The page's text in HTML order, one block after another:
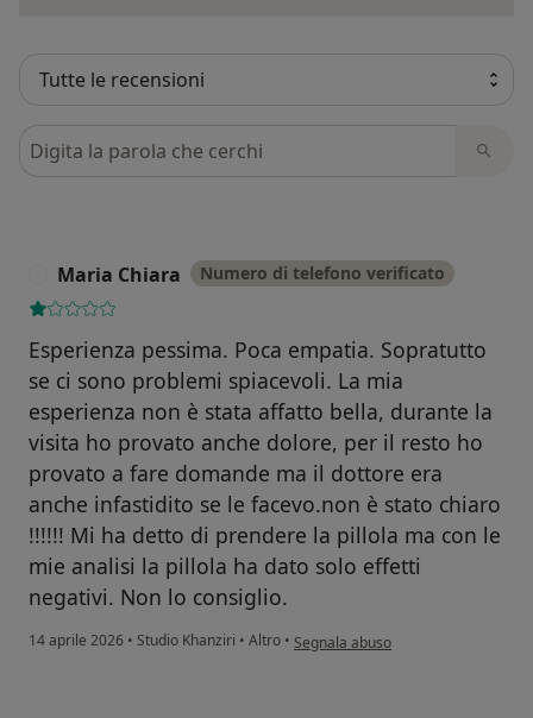
Cerca nelle recensioni
Maria Chiara Numero di telefono verificato
Esperienza pessima. Poca empatia. Sopratutto
se ci sono problemi spiacevoli. La mia
esperienza non è stata affatto bella, durante la
visita ho provato anche dolore, per il resto ho
provato a fare domande ma il dottore era
anche infastidito se le facevo.non è stato chiaro
!!!!!! Mi ha detto di prendere la pillola ma con le
mie analisi la pillola ha dato solo effetti
negativi. Non lo consiglio.
14 aprile 2026 • Studio Khanziri • Altro • secondo l'opinione dell'utente
Segnala abuso